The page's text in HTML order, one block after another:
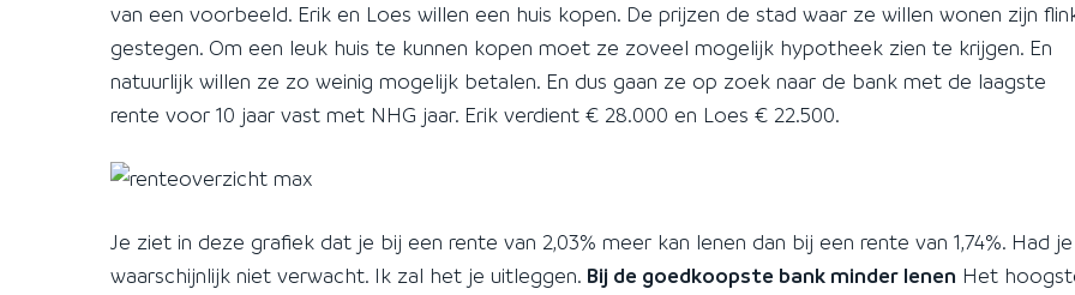
van een voorbeeld. Erik en Loes willen een huis kopen. De prijzen de stad waar ze willen wonen zijn
gestegen. Om een leuk huis te kunnen kopen moet ze zoveel mogelijk hypotheek zien te krijgen. En
natuurlijk willen ze zo weinig mogelijk betalen. En dus gaan ze op zoek naar de bank met de laagste
rente voor 10 jaar vast met NHG jaar. Erik verdient € 28.000 en Loes € 22.500.
Je ziet in deze grafiek dat je bij een rente van 2,03% meer kan lenen dan bij een rente van 1,74%. Had je
waarschijnlijk niet verwacht. Ik zal het je uitleggen. Bij de goedkoopste bank minder lenen Het